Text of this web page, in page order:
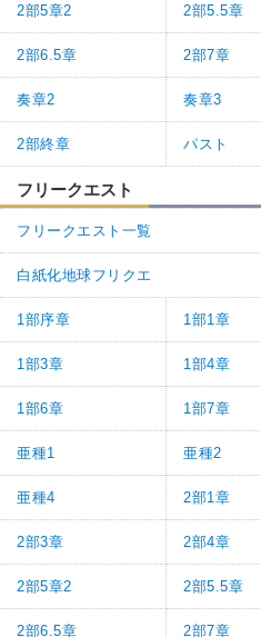
2部5章2 2部5.5章
2部6.5章 2部7章
奏章2 奏章3
2部終章 パスト
フリークエスト
フリークエスト一覧
白紙化地球フリクエ
1部序章 1部1章
1部3章 1部4章
1部6章 1部7章
亜種1 亜種2
亜種4 2部1章
2部3章 2部4章
2部5章2 2部5.5章
2部6.5章 2部7章